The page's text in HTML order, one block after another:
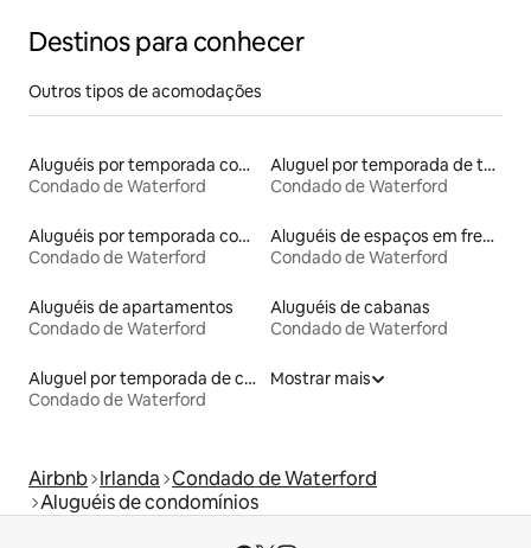
Destinos para conhecer
Outros tipos de acomodações
Aluguéis por temporada com banheira de hidromassagem
Condado de Waterford
Aluguel por temporada de townhouses
Condado de Waterford
Aluguéis por temporada com acesso à praia
Condado de Waterford
Aluguéis de espaços em frente à praia
Condado de Waterford
Aluguéis de apartamentos
Condado de Waterford
Aluguéis de cabanas
Condado de Waterford
Aluguel por temporada de casas de hóspedes
Condado de Waterford
Mostrar mais
Airbnb Irlanda Condado de Waterford
Aluguéis de condomínios